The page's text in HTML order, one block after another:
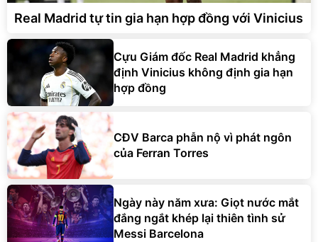
Real Madrid tự tin gia hạn hợp đồng với Vinicius
Cựu Giám đốc Real Madrid khẳng
định Vinicius không định gia hạn
hợp đồng
CĐV Barca phẫn nộ vì phát ngôn
của Ferran Torres
Ngày này năm xưa: Giọt nước mắt
đắng ngắt khép lại thiên tình sử
Messi Barcelona